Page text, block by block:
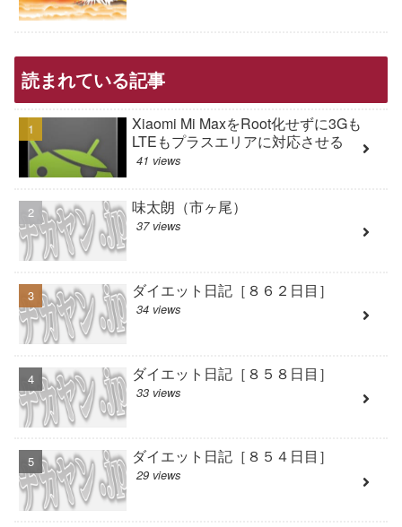
読まれている記事
Xiaomi Mi MaxをRoot化せずに3Gも
LTEもプラスエリアに対応させる
41 views
味太朗（市ヶ尾）
37 views
ダイエット日記［８６２日目］
34 views
ダイエット日記［８５８日目］
33 views
ダイエット日記［８５４日目］
29 views